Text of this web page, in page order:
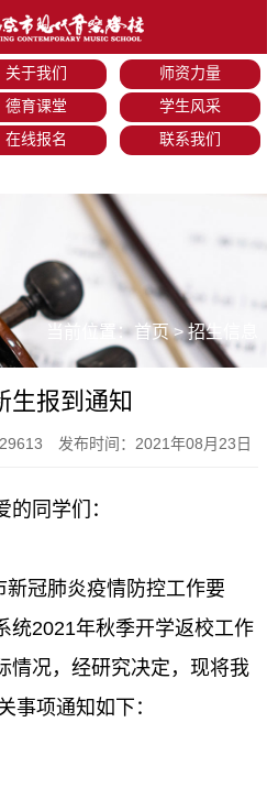
关于我们
师资力量
德育课堂
学生风采
在线报名
联系我们
当前位置： 首页>招生信息
生报到通知
发布时间：2021年08月23日
同学们：
新冠肺炎疫情防控工作要
统2021年秋季开学返校工作
情况，经研究决定，现将我
事项通知如下：